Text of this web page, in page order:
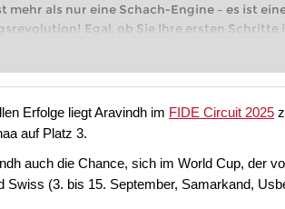
mehr als nur eine Schach-Engine – es ist
Egal, ob Sie Ihre ersten Schritte
machen oder bereits auf
Erfolge liegt Aravindh im FIDE Circuit 2025
auf Platz 3.
auch die Chance, sich im World Cup, der
Swiss (3. bis 15. September, Samarkand,